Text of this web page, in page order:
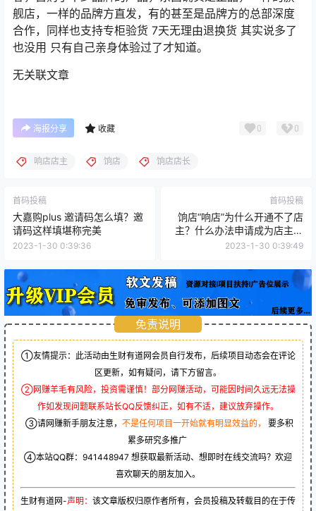
舰店，一样的品牌方直发，有的甚至是品牌方的总部深度
合作，同样也支持专柜验货 7天无理由退换货 其实说多了
也没用 只有自己亲身体验过了才知道。
无关联文章
海报分享 收藏 0 0
响店店主 饷店 饷店店长
首码投稿
大嘉购plus 邀请码怎么填？邀
请码这样填堪称完美
2023-1-30 0:39:36
首码投稿
饷店“响店”为什么开通不了店
主？什么办法申请成为店主？
谁知道呀！
2023-1-30 0:39:49
免责说明
①友情提示：此活动由生财有道网会员自行发布，后续项目动态会在评论
区更新，如有疑问，请下方留言。
②网赚羊毛有风险，投资需谨慎！部分网赚活动，可能因时间久远无法操
作如发现问题联系站长QQ反馈纠正，如有不适，建议放弃操作。
③请网赚新手朋友注意， 不是任何项目一开始就有明显效益的，
要多积
累多研究多推广
④本站QQ群： 941448947 想获取最新活动、想即时在线交流吗？欢迎
喜欢聊天的朋友加入。
生财有道网-声明： 该文章版权归原作者所有，会员投稿及转载目的在于传